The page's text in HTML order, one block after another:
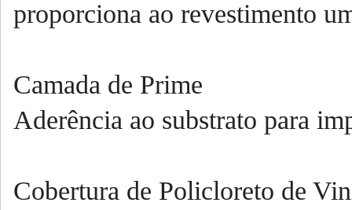
proporciona ao revestimento
Camada de Prime
Aderência ao substrato para
Cobertura de Policloreto de